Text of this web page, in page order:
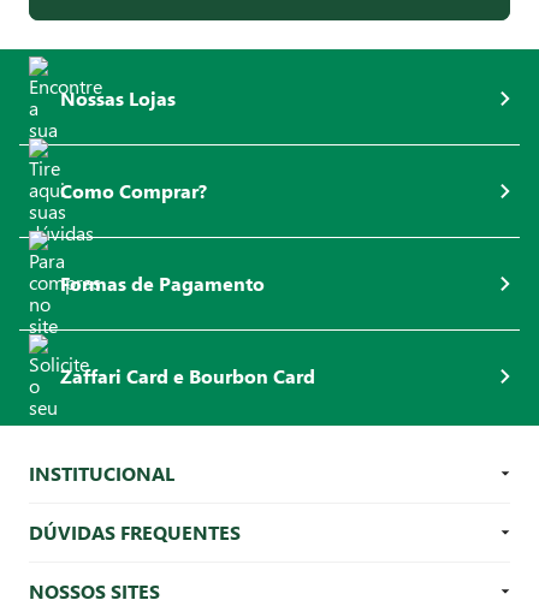
Nossas Lojas
Como Comprar?
Formas de Pagamento
Zaffari Card e Bourbon Card
INSTITUCIONAL
DÚVIDAS FREQUENTES
NOSSOS SITES